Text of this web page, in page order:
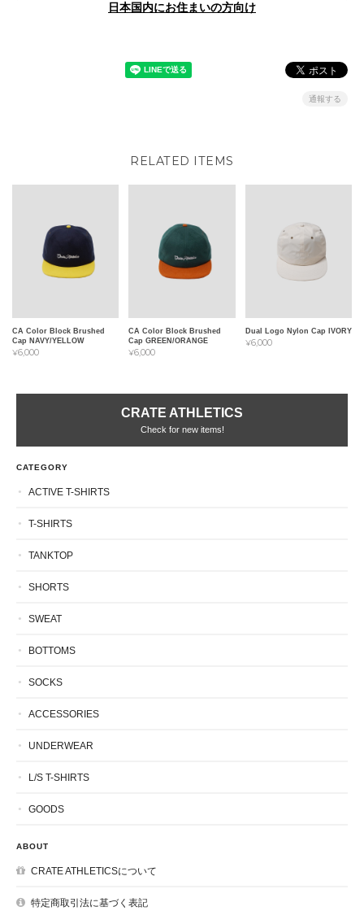
日本国内にお住まいの方向け
通報する
RELATED ITEMS
CA Color Block Brushed
Cap NAVY/YELLOW
¥6,000
CA Color Block Brushed
Cap GREEN/ORANGE
¥6,000
Dual Logo Nylon Cap IVORY
¥6,000
CRATE ATHLETICS
Check for new items!
CATEGORY
ACTIVE T-SHIRTS
T-SHIRTS
TANKTOP
SHORTS
SWEAT
BOTTOMS
SOCKS
ACCESSORIES
UNDERWEAR
L/S T-SHIRTS
GOODS
ABOUT
CRATE ATHLETICSについて
特定商取引法に基づく表記